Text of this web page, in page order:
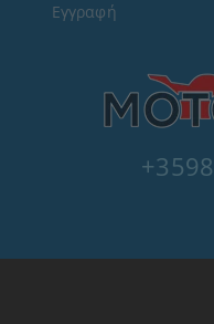
Εγγραφή